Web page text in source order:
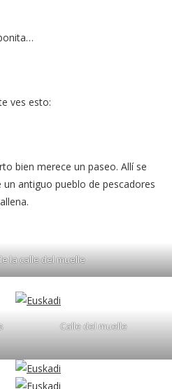
ves esto:
bien merece un paseo. Allí se
antiguo pueblo de pescadores
la calle del muelle
Calle del muelle